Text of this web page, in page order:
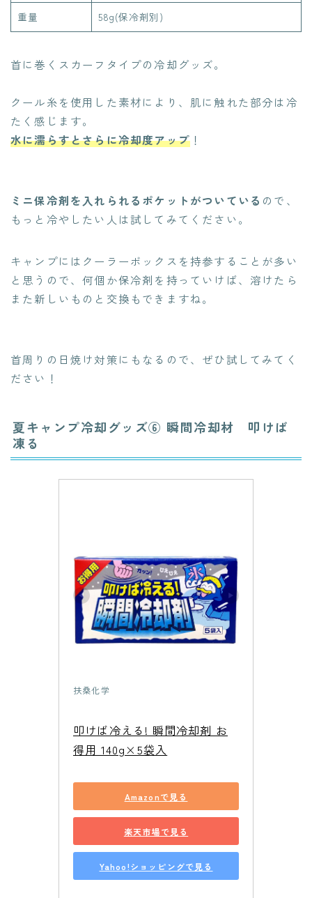
重量 58g(保冷剤別)
首に巻くスカーフタイプの冷却グッズ。
クール糸を使用した素材により、肌に触れた部分は冷
たく感じます。
水に濡らすとさらに冷却度アップ ！
ミニ保冷剤を入れられるポケットがついている ので、
もっと冷やしたい人は試してみてください。
キャンプにはクーラーボックスを持参することが多い
と思うので、何個か保冷剤を持っていけば、溶けたら
また新しいものと交換もできますね。
首周りの日焼け対策にもなるので、ぜひ試してみてく
ださい！
夏キャンプ冷却グッズ⑥ 瞬間冷却材 叩けば
凍る
扶桑化学
叩けば冷える! 瞬間冷却剤 お
得用 140g×5袋入
Amazonで見る
楽天市場で見る
Yahoo!ショッピングで見る